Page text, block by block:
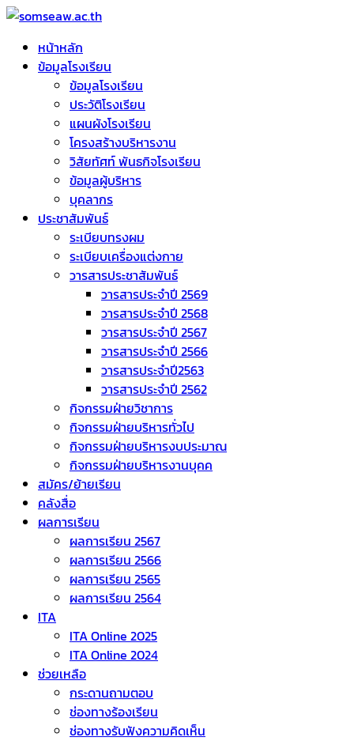
Skip
content
somseaw.ac.th
หน้าหลัก
ข้อมูลโรงเรียน
ข้อมูลโรงเรียน
ประวัติโรงเรียน
แผนผังโรงเรียน
โครงสร้างบริหารงาน
วิสัยทัศท์ พันธกิจโรงเรียน
ข้อมูลผู้บริหาร
บุคลากร
ประชาสัมพันธ์
ระเบียบทรงผม
ระเบียบเครื่องแต่งกาย
วารสารประชาสัมพันธ์
วารสารประจำปี 2569
วารสารประจำปี 2568
วารสารประจำปี 2567
วารสารประจำปี 2566
วารสารประจำปี2563
วารสารประจำปี 2562
กิจกรรมฝ่ายวิชาการ
กิจกรรมฝ่ายบริหารทั่วไป
กิจกรรมฝ่ายบริหารงบประมาณ
กิจกรรมฝ่ายบริหารงานบุคค
สมัคร/ย้ายเรียน
คลังสื่อ
ผลการเรียน
ผลการเรียน 2567
ผลการเรียน 2566
ผลการเรียน 2565
ผลการเรียน 2564
ITA
ITA Online 2025
ITA Online 2024
ช่วยเหลือ
กระดานถามตอบ
ช่องทางร้องเรียน
ช่องทางรับฟังความคิดเห็น